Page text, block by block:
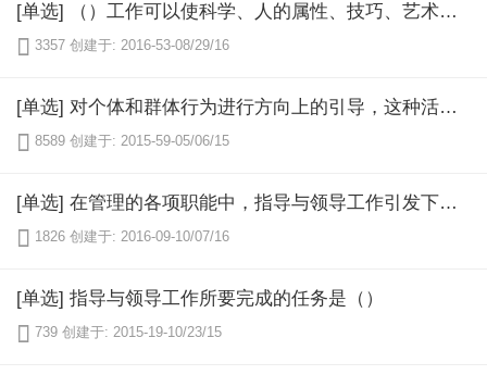
[单选] （）工作可以使科学、人的属性、技巧、艺术在实现组织目标过程中有机结合起来.
 3357 创建于: 2016-53-08/29/16
[单选] 对个体和群体行为进行方向上的引导，这种活动属于（）
 8589 创建于: 2015-59-05/06/15
[单选] 在管理的各项职能中，指导与领导工作引发下属40%的才能，其他的才能则引发于（）
 1826 创建于: 2016-09-10/07/16
[单选] 指导与领导工作所要完成的任务是（）
 739 创建于: 2015-19-10/23/15